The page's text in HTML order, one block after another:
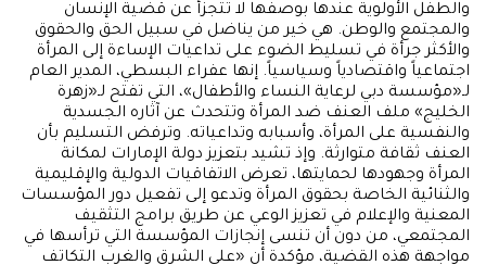
والطفل الأولوية عندها بوصفها لا تتجزأ عن قضية الإنسان
والمجتمع والوطن. هي خير من يناضل في سبيل الحق والحقوق
والأكثر جرأة في تسليط الضوء على تداعيات الإساءة إلى المرأة
اجتماعياً واقتصادياً وسياسياً. إنها عفراء البسطي، المدير العام
لـ«مؤسسة دبي لرعاية النساء والأطفال»، التي تفتح لـ«زهرة
الخليج» ملف العنف ضد المرأة وتتحدث عن آثاره الجسدية
والنفسية على المرأة، وأسبابه وتداعياته. وترفض التسليم بأن
العنف ثقافة متوارثة. وإذ تشيد بتعزيز دولة الإمارات لمكانة
المرأة وجهودها لحمايتها، تعرض الاتفاقيات الدولية والإقليمية
والثنائية الخاصة بحقوق المرأة وتدعو إلى تفعيل دور المؤسسات
المعنية والإعلام في تعزيز الوعي عن طريق برامج التثقيف
المجتمعي، من دون أن تنسى إنجازات المؤسسة التي ترأسها في
مواجهة هذه القضية، مؤكدة أن «على الشرق والغرب التكاتف